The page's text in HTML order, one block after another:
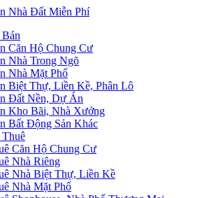
Căn Hộ Chung Cư
Nhà Trong Ngõ
Nhà Mặt Phố
Biệt Thự, Liền Kề, Phân Lô
Đất Nền, Dự Án
Kho Bãi, Nhà Xưởng
Bất Động Sản Khác
Căn Hộ Chung Cư
Nhà Riêng
Nhà Biệt Thự, Liền Kề
Nhà Mặt Phố